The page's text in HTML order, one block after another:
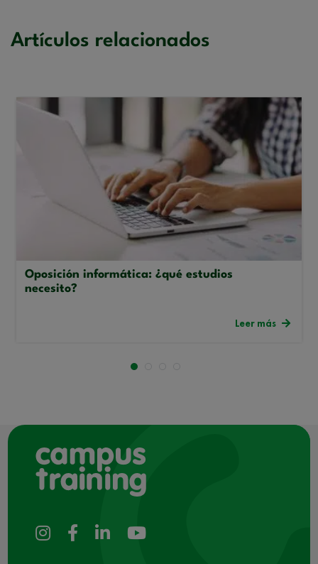
Artículos relacionados
Oposición informática: ¿qué estudios
necesito?
Leer más